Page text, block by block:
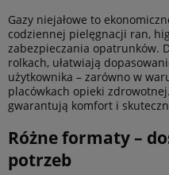
Gazy niejałowe to
codziennej pielęgnacji ran,
zabezpieczania opatrunków.
rolkach, ułatwiają
użytkownika – zarówno w
placówkach opieki
gwarantują komfort i
Różne formaty –
potrzeb